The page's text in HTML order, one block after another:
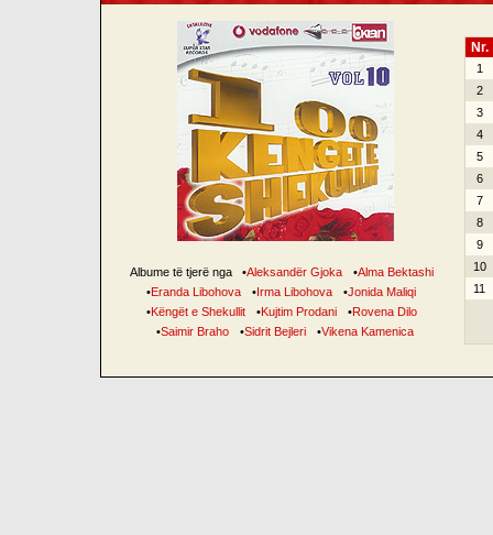
Albume të tjerë nga •Aleksandër Gjoka •Alma Bektashi
•Eranda Libohova •Irma Libohova •Jonida Maliqi
•Këngët e Shekullit •Kujtim Prodani •Rovena Dilo
•Saimir Braho •Sidrit Bejleri •Vikena Kamenica
Nr.
1
2
3
4
5
6
7
8
9
10
11